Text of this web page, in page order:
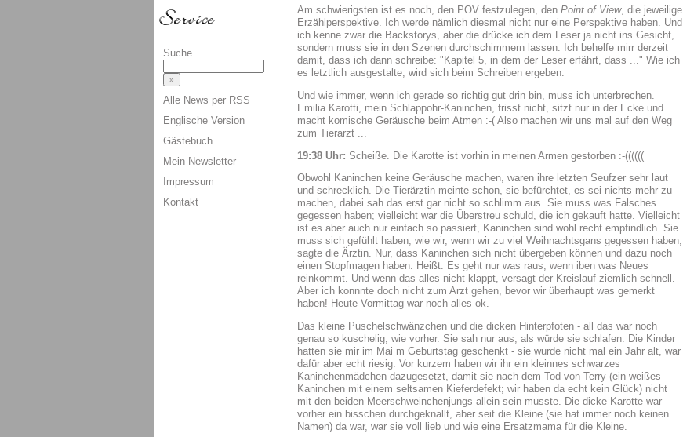
Am schwierigsten ist es noch, den POV festzulegen, den Point of View, die jeweilige
Erzählperspektive. Ich werde nämlich diesmal nicht nur eine Perspektive haben. Und
ich kenne zwar die Backstorys, aber die drücke ich dem Leser ja nicht ins Gesicht,
sondern muss sie in den Szenen durchschimmern lassen. Ich behelfe mirr derzeit
damit, dass ich dann schreibe: "Kapitel 5, in dem der Leser erfährt, dass ..." Wie ich
es letztlich ausgestalte, wird sich beim Schreiben ergeben.
Und wie immer, wenn ich gerade so richtig gut drin bin, muss ich unterbrechen.
Emilia Karotti, mein Schlappohr-Kaninchen, frisst nicht, sitzt nur in der Ecke und
macht komische Geräusche beim Atmen :-( Also machen wir uns mal auf den Weg
zum Tierarzt ...
19:38 Uhr: Scheiße. Die Karotte ist vorhin in meinen Armen gestorben :-((((((
Obwohl Kaninchen keine Geräusche machen, waren ihre letzten Seufzer sehr laut
und schrecklich. Die Tierärztin meinte schon, sie befürchtet, es sei nichts mehr zu
machen, dabei sah das erst gar nicht so schlimm aus. Sie muss was Falsches
gegessen haben; vielleicht war die Überstreu schuld, die ich gekauft hatte. Vielleicht
ist es aber auch nur einfach so passiert, Kaninchen sind wohl recht empfindlich. Sie
muss sich gefühlt haben, wie wir, wenn wir zu viel Weihnachtsgans gegessen haben,
sagte die Ärztin. Nur, dass Kaninchen sich nicht übergeben können und dazu noch
einen Stopfmagen haben. Heißt: Es geht nur was raus, wenn iben was Neues
reinkommt. Und wenn das alles nicht klappt, versagt der Kreislauf ziemlich schnell.
Aber ich konnnte doch nicht zum Arzt gehen, bevor wir überhaupt was gemerkt
haben! Heute Vormittag war noch alles ok.
Das kleine Puschelschwänzchen und die dicken Hinterpfoten - all das war noch
genau so kuschelig, wie vorher. Sie sah nur aus, als würde sie schlafen. Die Kinder
hatten sie mir im Mai m Geburtstag geschenkt - sie wurde nicht mal ein Jahr alt, war
dafür aber echt riesig. Vor kurzem haben wir ihr ein kleinnes schwarzes
Kaninchenmädchen dazugesetzt, damit sie nach dem Tod von Terry (ein weißes
Kaninchen mit einem seltsamen Kieferdefekt; wir haben da echt kein Glück) nicht
mit den beiden Meerschweinchenjungs allein sein musste. Die dicke Karotte war
vorher ein bisschen durchgeknallt, aber seit die Kleine (sie hat immer noch keinen
Namen) da war, war sie voll lieb und wie eine Ersatzmama für die Kleine.
Suche
Alle News per RSS
Englische Version
Gästebuch
Mein Newsletter
Impressum
Kontakt